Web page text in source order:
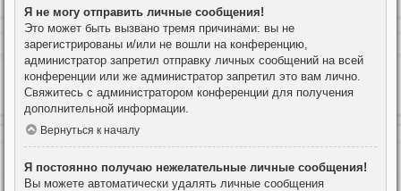
Я не могу отправить личные сообщения!
Это может быть вызвано тремя причинами: вы не
зарегистрированы и/или не вошли на конференцию,
администратор запретил отправку личных сообщений на всей
конференции или же администратор запретил это вам лично.
Свяжитесь с администратором конференции для получения
дополнительной информации.
Вернуться к началу
Я постоянно получаю нежелательные личные сообщения!
Вы можете автоматически удалять личные сообщения